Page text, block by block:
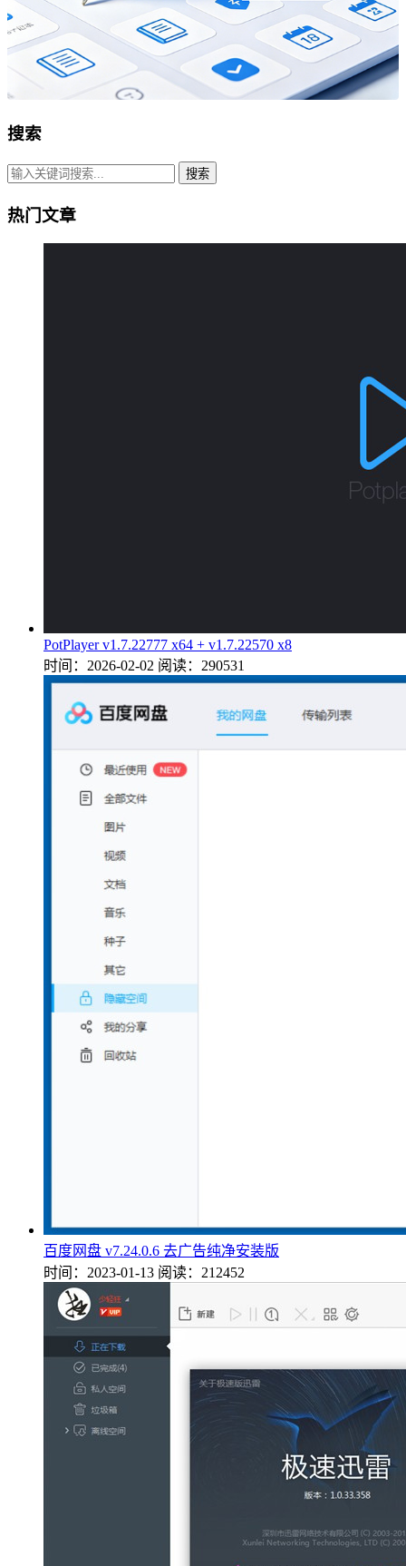
搜索
搜索
热门文章
PotPlayer v1.7.22777 x64 + v1.7.22570 x8
时间：2026-02-02 阅读：290531
百度网盘 v7.24.0.6 去广告纯净安装版
时间：2023-01-13 阅读：212452